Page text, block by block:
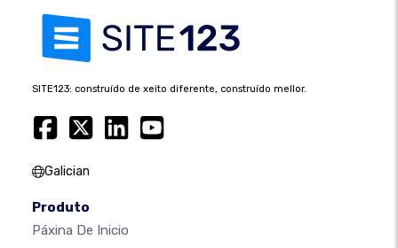
SITE123: construído de xeito diferente, construído mellor.
Galician
Produto
Páxina De Inicio